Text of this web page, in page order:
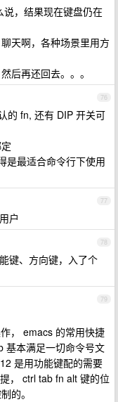
，结果现在键盘仍在
天啊，各种场景里用方
后再还回去。。。
76
的 fn, 还有 DIP 开关可
是最适合命令行下使用
77
户
78
键、方向键，入了个
79
， emacs 的常用快捷
基本满足一切命令号文
是用功能键配的需要
， ctrl tab fn alt 键的位
的。